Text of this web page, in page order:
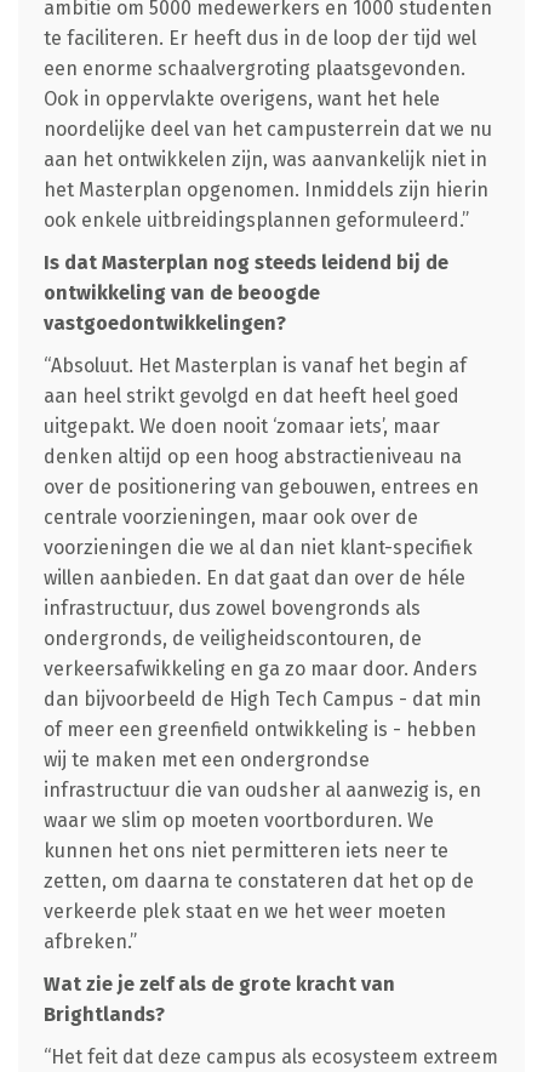
ambitie om 5000 medewerkers en 1000 studenten
te faciliteren. Er heeft dus in de loop der tijd wel
een enorme schaalvergroting plaatsgevonden.
Ook in oppervlakte overigens, want het hele
noordelijke deel van het campusterrein dat we nu
aan het ontwikkelen zijn, was aanvankelijk niet in
het Masterplan opgenomen. Inmiddels zijn hierin
ook enkele uitbreidingsplannen geformuleerd.”
Is dat Masterplan nog steeds leidend bij de
ontwikkeling van de beoogde
vastgoedontwikkelingen?
“Absoluut. Het Masterplan is vanaf het begin af
aan heel strikt gevolgd en dat heeft heel goed
uitgepakt. We doen nooit ‘zomaar iets’, maar
denken altijd op een hoog abstractieniveau na
over de positionering van gebouwen, entrees en
centrale voorzieningen, maar ook over de
voorzieningen die we al dan niet klant-specifiek
willen aanbieden. En dat gaat dan over de héle
infrastructuur, dus zowel bovengronds als
ondergronds, de veiligheidscontouren, de
verkeersafwikkeling en ga zo maar door. Anders
dan bijvoorbeeld de High Tech Campus - dat min
of meer een greenfield ontwikkeling is - hebben
wij te maken met een ondergrondse
infrastructuur die van oudsher al aanwezig is, en
waar we slim op moeten voortborduren. We
kunnen het ons niet permitteren iets neer te
zetten, om daarna te constateren dat het op de
verkeerde plek staat en we het weer moeten
afbreken.”
Wat zie je zelf als de grote kracht van
Brightlands?
“Het feit dat deze campus als ecosysteem extreem